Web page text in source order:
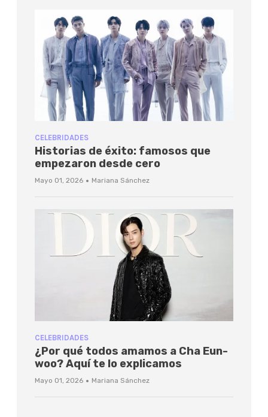
CELEBRIDADES
Historias de éxito: famosos que
empezaron desde cero
Mayo 01, 2026 · Mariana Sánchez
CELEBRIDADES
¿Por qué todos amamos a Cha Eun-
woo? Aquí te lo explicamos
Mayo 01, 2026 · Mariana Sánchez